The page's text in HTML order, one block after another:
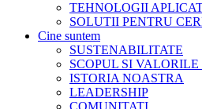
TEHNOLOGII
SOLUTII PENTRU
Cine suntem
SUSTENABILITATE
SCOPUL SI
ISTORIA NOASTRA
LEADERSHIP
COMUNITATI